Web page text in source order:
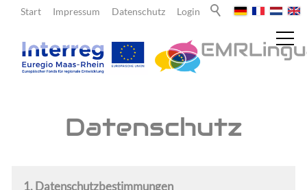
Login
Datenschutz
Impressum
Start
Datenschutz
1. Datenschutzbestimmungen